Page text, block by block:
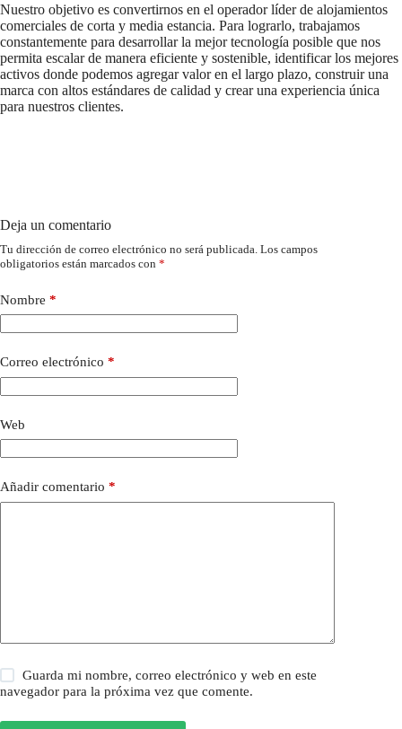
Nuestro objetivo es convertirnos en el operador líder de alojamientos
comerciales de corta y media estancia. Para lograrlo, trabajamos
constantemente para desarrollar la mejor tecnología posible que nos
permita escalar de manera eficiente y sostenible, identificar los mejores
activos donde podemos agregar valor en el largo plazo, construir una
marca con altos estándares de calidad y crear una experiencia única
para nuestros clientes.
Deja un comentario
Tu dirección de correo electrónico no será publicada. Los campos
obligatorios están marcados con *
Nombre *
Correo electrónico *
Web
Añadir comentario *
Guarda mi nombre, correo electrónico y web en este
navegador para la próxima vez que comente.